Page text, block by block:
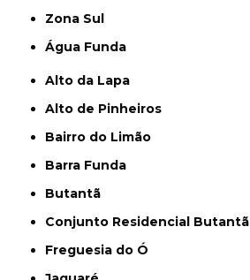
Zona Sul
Água Funda
Alto da Lapa
Alto de Pinheiros
Bairro do Limão
Barra Funda
Butantã
Conjunto Residencial Butantã
Freguesia do Ó